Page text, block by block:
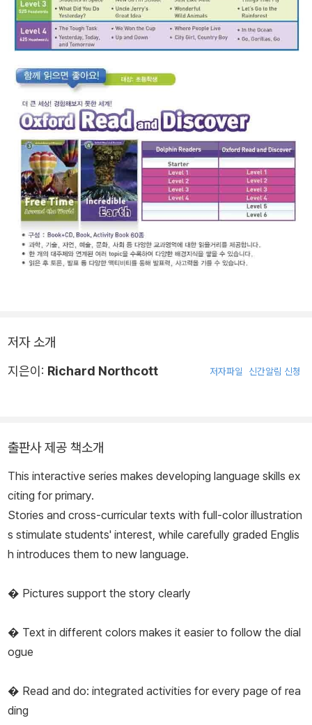
저자 소개
지은이: Richard Northcott 저자파일 신간알림 신청
출판사 제공 책소개
This interactive series makes developing language skills ex
citing for primary.
Stories and cross-curricular texts with full-color illustration
s stimulate students' interest, while carefully graded Englis
h introduces them to new language.
� Pictures support the story clearly
� Text in different colors makes it easier to follow the dial
ogue
� Read and do: integrated activities for every page of rea
ding